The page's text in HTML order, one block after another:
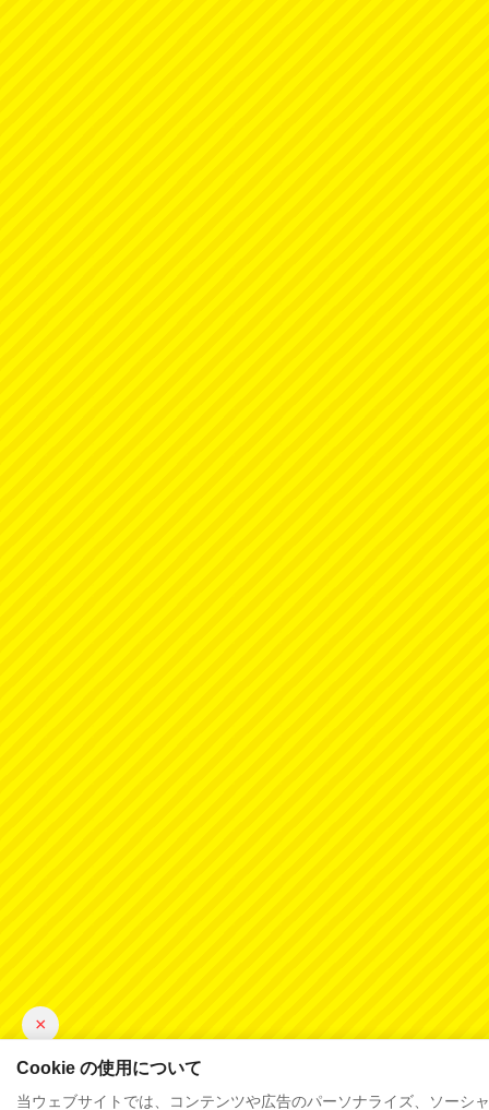
×
Cookie の使用について
当ウェブサイトでは、コンテンツや広告のパーソナライズ、ソー